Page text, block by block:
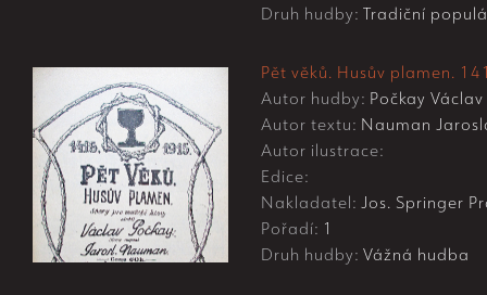
Druh hudby: Tradiční
Pět věků. Husův plamen.
Autor hudby: Počkay Václav
Autor textu: Nauman
Autor ilustrace:
Edice:
Nakladatel: Jos. Springer
Pořadí: 1
Druh hudby: Vážná hudba